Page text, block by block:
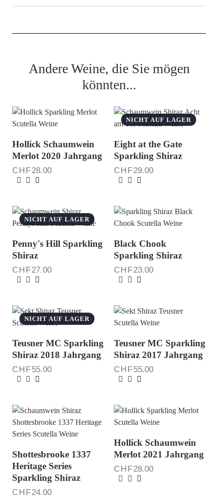
Andere Weine, die Sie mögen
könnten...
Hollick Schaumwein
Merlot 2020 Jahrgang
CHF28.00
NICHT AUF LAGER
Eight at the Gate
Sparkling Shiraz
CHF29.00
NICHT AUF LAGER
Penny's Hill Sparkling
Shiraz
CHF27.00
Black Chook
Sparkling Shiraz
CHF23.00
NICHT AUF LAGER
Teusner MC Sparkling
Shiraz 2018 Jahrgang
CHF55.00
Teusner MC Sparkling
Shiraz 2017 Jahrgang
CHF55.00
Shottesbrooke 1337
Heritage Series
Sparkling Shiraz
CHF24.00
Hollick Schaumwein
Merlot 2021 Jahrgang
CHF28.00